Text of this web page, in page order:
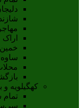
شازند
اراک
خمين
ساوه
کهگیلویه و
تمام